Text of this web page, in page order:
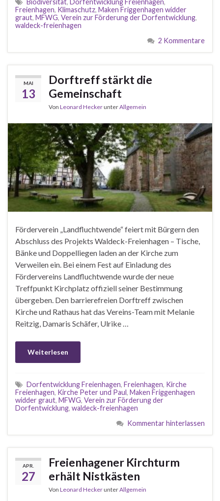
Freienhagen, Klimaschutz, Maken Friggenhagen widder
graut, MFWG, Verein zur Förderung der Dorfentwicklung,
waldeck-freienhagen
2 Kommentare
MAI
13
Dorftreff stärkt die
Gemeinschaft
Von Leonard HeckerunterAllgemein
Förderverein „Landfluchtwende“ feiert mit Bürgern den
Abschluss des Projekts Waldeck-Freienhagen – Tische,
Bänke und Doppelliegen laden an der Kirche zum
Verweilen ein. Bei einem Fest auf Einladung des
Fördervereins Landfluchtwende wurde der neue
Treffpunkt Kirchplatz offiziell seiner Bestimmung
übergeben. Den barrierefreien Dorftreff zwischen
Kirche und Rathaus hat das Vereins-Team mit Melanie
Reitzig, Damaris Schäfer, Ulrike …
Weiterlesen
Dorfentwicklung Freienhagen, Freienhagen, Kirche
Freienhagen, Kirche Peter und Paul, Maken Friggenhagen
widder graut, MFWG, Verein zur Förderung der
Dorfentwicklung, waldeck-freienhagen
Kommentar hinterlassen
APR.
27
Freienhagener Kirchturm
erhält Nistkästen
Von Leonard HeckerunterAllgemein